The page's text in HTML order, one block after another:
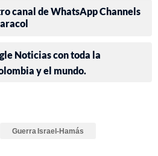
canal de WhatsApp Channels
Noticias con toda la
y el mundo.
Guerra Israel-Hamás